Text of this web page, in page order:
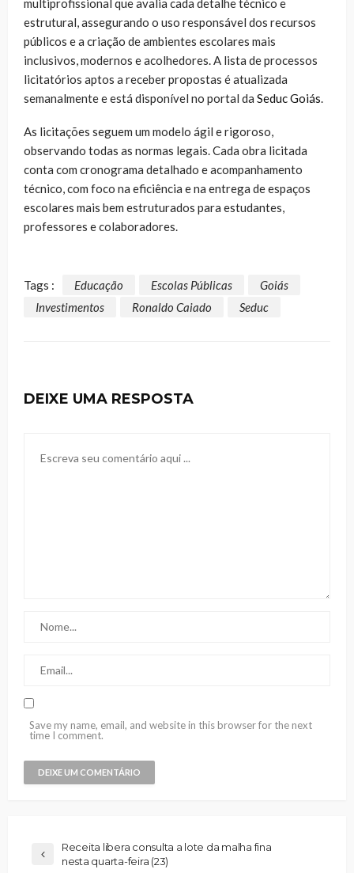
multiprofissional que avalia cada detalhe técnico e
estrutural, assegurando o uso responsável dos recursos
públicos e a criação de ambientes escolares mais
inclusivos, modernos e acolhedores. A lista de processos
licitatórios aptos a receber propostas é atualizada
semanalmente e está disponível no portal da Seduc Goiás.
As licitações seguem um modelo ágil e rigoroso,
observando todas as normas legais. Cada obra licitada
conta com cronograma detalhado e acompanhamento
técnico, com foco na eficiência e na entrega de espaços
escolares mais bem estruturados para estudantes,
professores e colaboradores.
Tags : Educação Escolas Públicas
Goiás
Investimentos
Ronaldo Caiado Seduc
DEIXE UMA RESPOSTA
Save my name, email, and website in this browser for the next
time I comment.
Receita libera consulta a lote da malha fina
nesta quarta-feira (23)